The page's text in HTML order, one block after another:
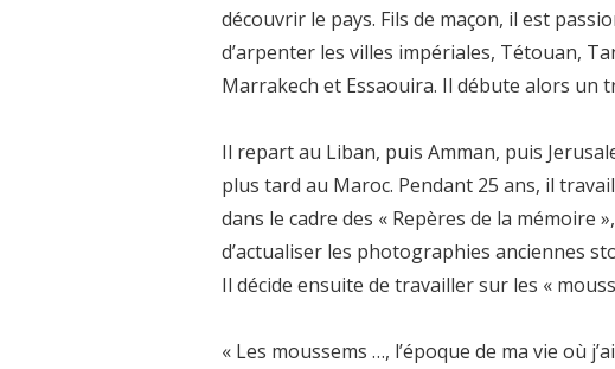
découvrir le pays. Fils de maçon, il est
d’arpenter les villes impériales, Tétouan,
Marrakech et Essaouira. Il débute alors un
Il repart au Liban, puis Amman, puis
plus tard au Maroc. Pendant 25 ans, il
dans le cadre des « Repères de la mémoire
d’actualiser les photographies anciennes
Il décide ensuite de travailler sur les «
« Les moussems …, l’époque de ma vie où